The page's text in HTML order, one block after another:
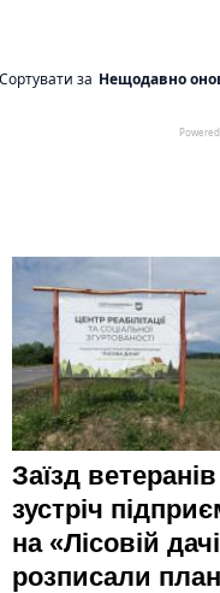
Заїзд
зустріч
на «Лісовій
розписали план